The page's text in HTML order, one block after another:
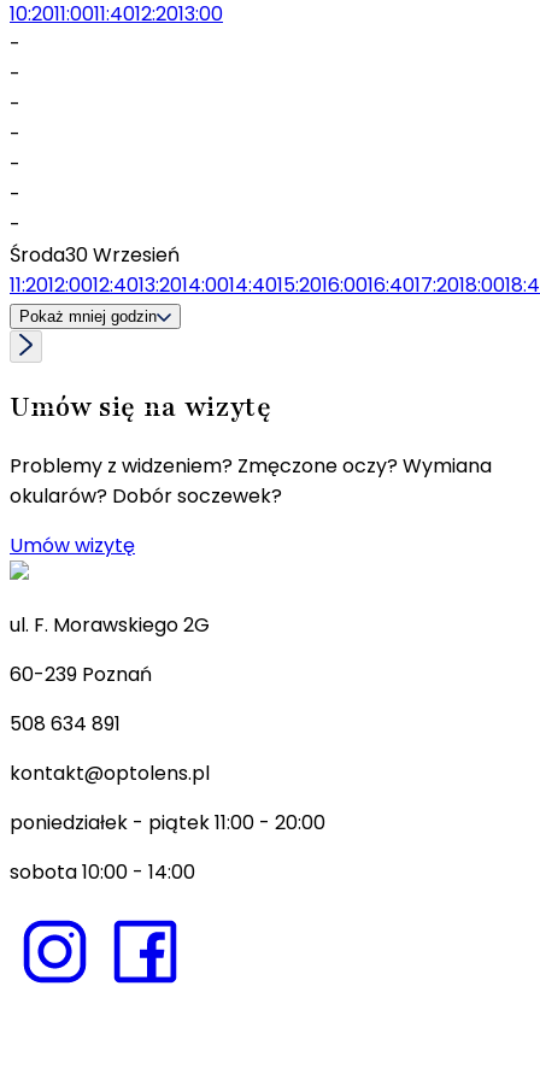
10:2011:0011:4012:2013:00
-
-
-
-
-
-
-
Środa30 Wrzesień
11:2012:0012:4013:2014:0014:4015:2016:0016:4017:2018:00
Pokaż mniej godzin
Umów się na wizytę
Problemy z widzeniem? Zmęczone oczy? Wymiana
okularów? Dobór soczewek?
Umów wizytę
ul. F. Morawskiego 2G
60-239 Poznań
508 634 891
kontakt@optolens.pl
poniedziałek - piątek 11:00 - 20:00
sobota 10:00 - 14:00